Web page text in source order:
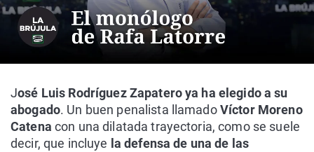
José Luis Rodríguez Zapatero ya ha elegido a su
abogado. Un buen penalista llamadoVíctor Moreno
Catena con una dilatada trayectoria, como se suele
decir, que incluye la defensa de una de las